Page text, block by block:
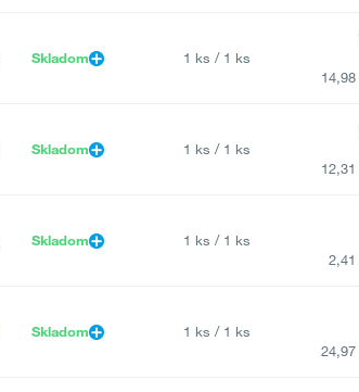
Skladom 1 ks / 1 ks
Skladom 1 ks / 1 ks
Skladom 1 ks / 1 ks
2,41
Skladom 1 ks / 1 ks
24,97